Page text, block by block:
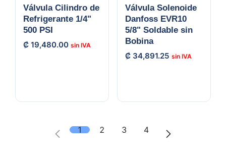
Válvula Cilindro de
Refrigerante 1/4"
500 PSI
₡ 19,480.00
Válvula Solenoide
Danfoss EVR10
5/8" Soldable sin
Bobina
₡ 34,891.25
1 2 3 4